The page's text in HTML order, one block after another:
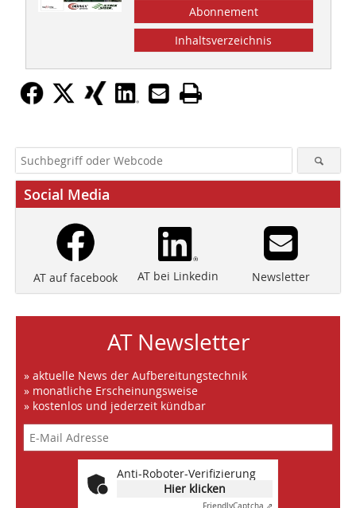
Abonnement
Inhaltsverzeichnis
Social Media
AT auf facebook AT bei Linkedin Newsletter
AT Newsletter
» aktuelle News der Aufbereitungstechnik
» monatliche Erscheinungsweise
» kostenlos und jederzeit kündbar
Anti-Roboter-Verifizierung
Hier klicken
FriendlyCaptcha ⇗